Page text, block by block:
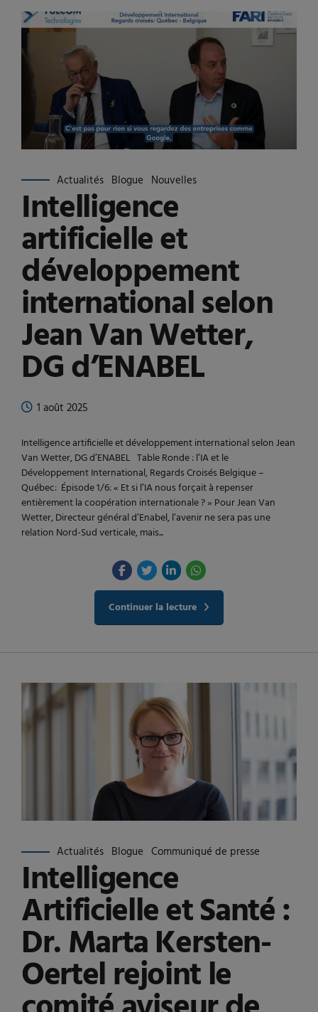
Actualités Blogue Nouvelles
Intelligence
artificielle et
développement
international selon
Jean Van Wetter,
DG d’ENABEL
1 août 2025
Intelligence artificielle et développement international selon Jean
Van Wetter, DG d’ENABEL Table Ronde : l’IA et le
Développement International, Regards Croisés Belgique –
Québec: Épisode 1/6: « Et si l’IA nous forçait à repenser
entièrement la coopération internationale ? » Pour Jean Van
Wetter, Directeur général d’Enabel, l’avenir ne sera pas une
relation Nord-Sud verticale, mais...
Continuer la lecture
Actualités Blogue Communiqué de presse
Intelligence
Artificielle et Santé :
Dr. Marta Kersten-
Oertel rejoint le